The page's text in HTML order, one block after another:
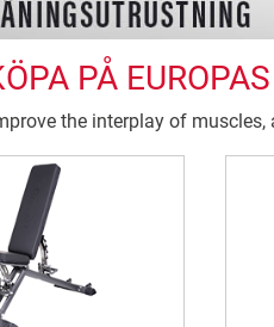
PÅ
the interplay of